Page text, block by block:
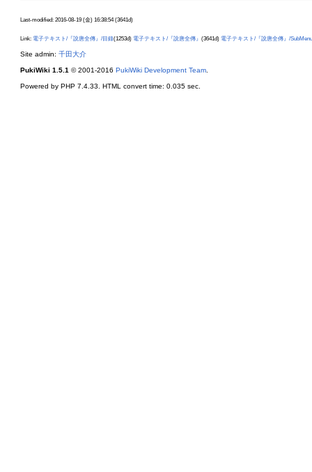
Last-modified: 2016-08-19 (金) 16:38:54 (3641d)
Link: 電子テキスト/『說唐全傳』/目錄(1253d) 電子テキスト/『說唐全傳』 (3641d) 電子テキスト/『說唐全傳』/SubMenu
Site admin: 千田大介
PukiWiki 1.5.1 © 2001-2016 PukiWiki Development Team
Powered by PHP 7.4.33. HTML convert time: 0.035 sec.